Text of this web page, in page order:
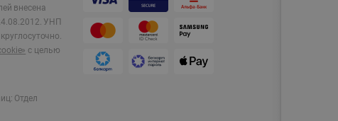
внесена
УНП
с целью
Отдел